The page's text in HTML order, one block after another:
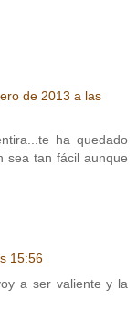
de 2013 a las
ha quedado
sea tan fácil aunque
15:56
a ser valiente y la